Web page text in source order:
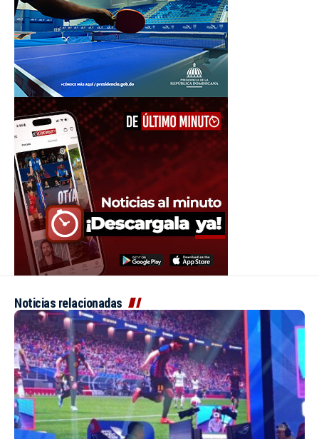
Noticias relacionadas